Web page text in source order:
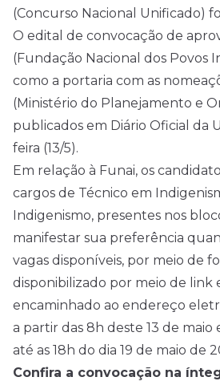
(Concurso Nacional Unificado)
O edital de convocação de
(Fundação Nacional dos Povos
como a portaria com as
(Ministério do Planejamento e
publicados em Diário Oficial da
feira (13/5).
Em relação à Funai, os
cargos de Técnico em
Indigenismo, presentes nos
manifestar sua preferência
vagas disponíveis, por meio de
disponibilizado por meio de link
encaminhado ao endereço
a partir das 8h deste 13 de maio
até as 18h do dia 19 de maio de
Confira a convocação na